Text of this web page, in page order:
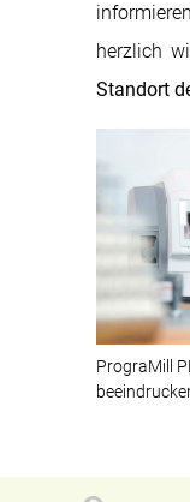
herzlich
Standort
PrograMill